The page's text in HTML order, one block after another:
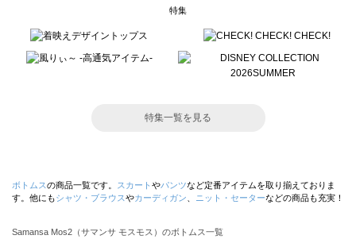
特集
特集一覧を見る
ボトムスの商品一覧です。 スカート やパンツなど定番アイテムを取り揃えておりま
す。他にもシャツ・ブラウスやカーディガン ニット・セーターなどの商品も充実！
Samansa Mos2（サマンサ モスモス）のボトムス一覧